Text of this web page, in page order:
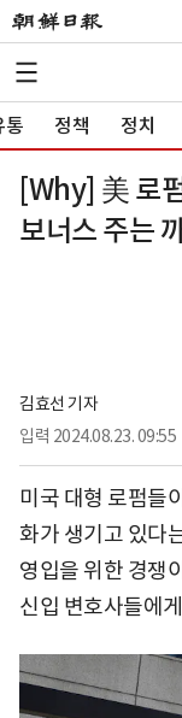
통 정책 정치
[Why] 美 로
보너스 주는
김효선 기자
입력 2024.08.23. 09:55
미국 대형 로펌들
화가 생기고 있다
영입을 위한 경쟁
신입 변호사들에